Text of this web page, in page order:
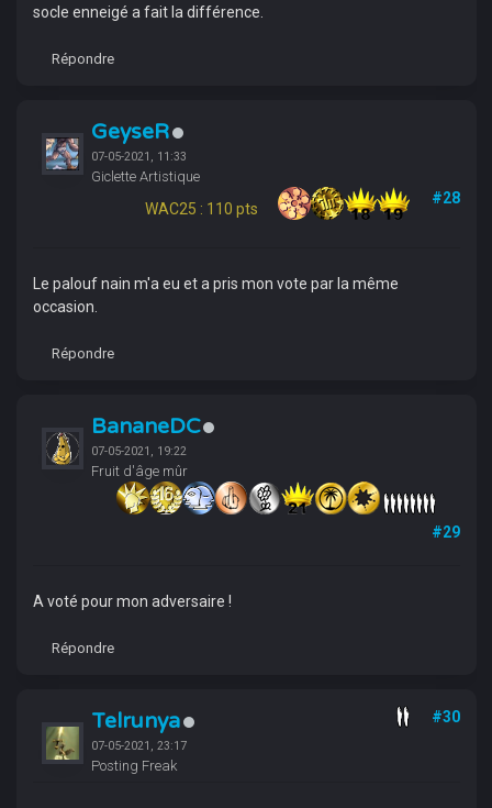
socle enneigé a fait la différence.
Répondre
GeyseR
07-05-2021, 11:33
Giclette Artistique
WAC25 : 110 pts
#28
Le palouf nain m'a eu et a pris mon vote par la même
occasion.
Répondre
BananeDC
07-05-2021, 19:22
Fruit d'âge mûr
#29
A voté pour mon adversaire !
Répondre
Telrunya
07-05-2021, 23:17
Posting Freak
#30